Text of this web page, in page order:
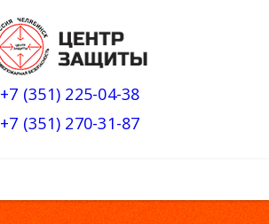
+7 (351) 225-04-38
+7 (351) 270-31-87